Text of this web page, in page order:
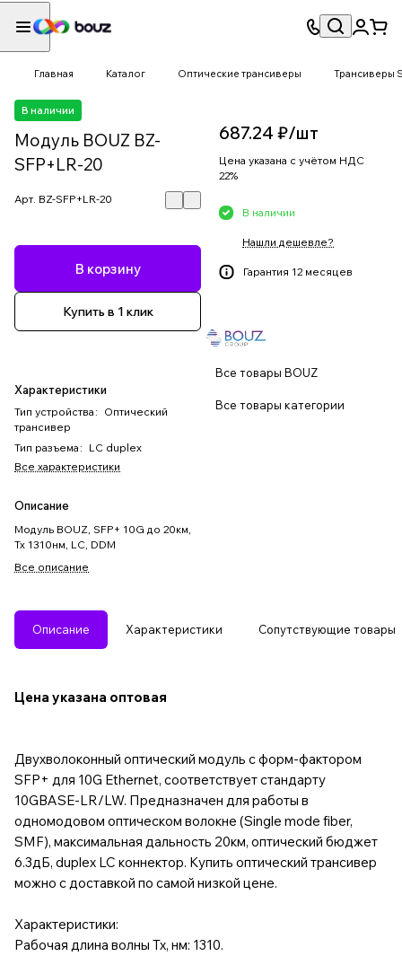
Главная Каталог Оптические трансиверы Трансиверы
В наличии
Модуль BOUZ BZ-
SFP+LR-20
Арт. BZ-SFP+LR-20
В корзину
Купить в 1 клик
Характеристики
Тип устройства : Оптический
трансивер
Тип разъема : LC duplex
Все характеристики
Описание
Модуль BOUZ, SFP+ 10G до 20км,
Tx 1310нм, LC, DDM
Все описание
687.24 ₽/шт
Цена указана с учётом НДС
22%
В наличии
Нашли дешевле?
Гарантия 12 месяцев
Все товары BOUZ
Все товары категории
Описание Характеристики Сопутствующие товары
Цена указана оптовая
Двухволоконный оптический модуль с форм-фактором
SFP+ для 10G Ethernet, соответствует стандарту
10GBASE-LR/LW. Предназначен для работы в
одномодовом оптическом волокне (Single mode fiber,
SMF), максимальная дальность 20км, оптический бюджет
6.3дБ, duplex LC коннектор. Купить оптический трансивер
можно с доставкой по самой низкой цене.
Характеристики:
Рабочая длина волны Tx, нм: 1310.